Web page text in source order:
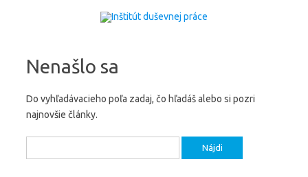
Nenašlo sa
Do vyhľadávacieho poľa zadaj, čo hľadáš alebo si pozri
najnovšie články.